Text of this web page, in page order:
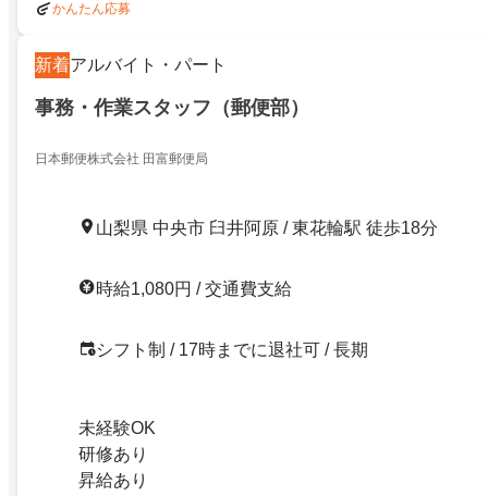
かんたん応募
新着アルバイト・パート
事務・作業スタッフ（郵便部）
日本郵便株式会社 田富郵便局
山梨県 中央市 臼井阿原 / 東花輪駅 徒歩18分
時給1,080円 / 交通費支給
シフト制 / 17時までに退社可 / 長期
未経験OK
研修あり
昇給あり